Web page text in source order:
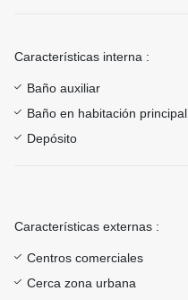
Características interna :
Baño auxiliar
Baño en habitación principal
Depósito
Características externas :
Centros comerciales
Cerca zona urbana